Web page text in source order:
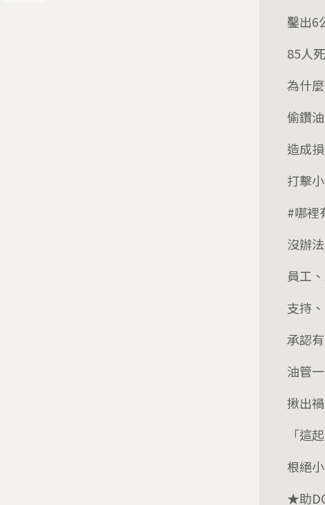
鑿出6
85人
為什
偷鑽
造成
打擊
#哪裡
沒辦
員工
支持
承認
油管
揪出
「這
根絕
★助